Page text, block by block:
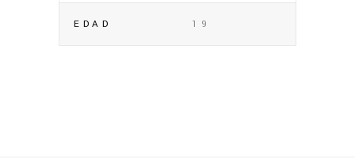
EDAD 19